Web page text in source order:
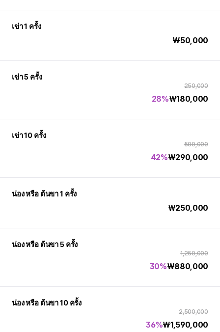
เข่า 1 ครั้ง
₩50,000
เข่า 5 ครั้ง
250,000
₩180,000
28%
เข่า 10 ครั้ง
500,000
₩290,000
42%
น่อง หรือ ต้นขา 1 ครั้ง
₩250,000
น่อง หรือ ต้นขา 5 ครั้ง
1,250,000
₩880,000
30%
น่อง หรือ ต้นขา 10 ครั้ง
2,500,000
₩1,590,000
36%